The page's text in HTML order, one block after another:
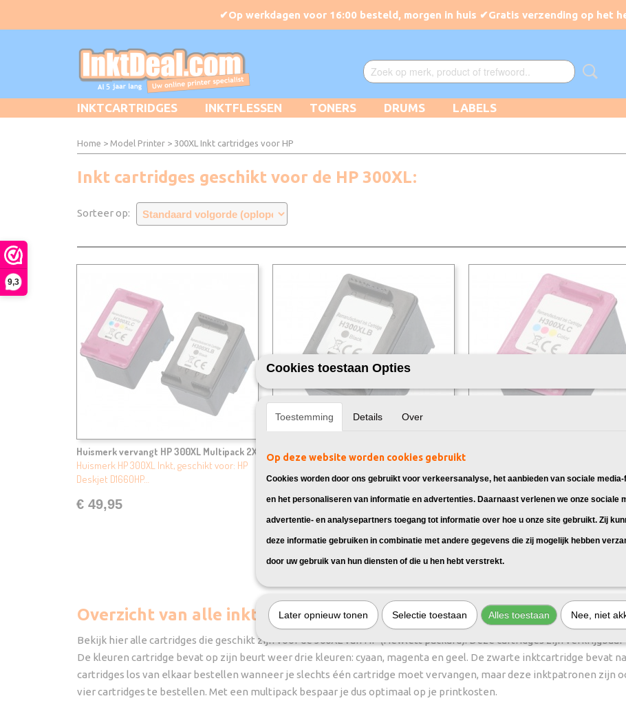
9,3
INKTCARTRIDGES INKTFLESSEN TONERS DRUMS LABELS
Home > Model Printer > 300XL Inkt cartridges voor HP
Inkt cartridges geschikt voor de HP 300XL:
Sorteer op:
Huismerk vervangt HP 300XL Multipack 2X
Huismerk HP 300XL Inkt, geschikt voor: HP
Deskjet D1660HP…
€ 49,95
Huismerk vervangt HP 300XL Zwart
Huismerk HP 300XL Zwart, geschikt voor: HP
Deskjet D1660HP…
€ 29,95
HP Deskjet D1660HP…
€ 29,95
Overzicht van alle inktpatronen voor HP 300XL
Bekijk hier alle cartridges die geschikt zijn voor de 300XL van HP (Hewlett packard). Deze cartridges zijn
De kleuren cartridge bevat op zijn beurt weer drie kleuren: cyaan, magenta en geel. De zwarte inktcartridge bevat
cartridges los van elkaar bestellen wanneer je slechts één cartridge moet vervangen, maar deze inktpatronen zijn
vier cartridges te bestellen. Met een multipack bespaar je dus optimaal op je printkosten.
Cookies toestaan Opties
Toestemming Details Over
Op deze website worden cookies gebruikt
Cookies worden door ons gebruikt voor verkeersanalyse, het aanbieden van sociale
en het personaliseren van informatie en advertenties. Daarnaast verlenen we onze sociale
advertentie- en analysepartners toegang tot informatie over hoe u onze site gebruikt. Zij
deze informatie gebruiken in combinatie met andere gegevens die zij mogelijk hebben
door uw gebruik van hun diensten of die u hen hebt verstrekt.
Later opnieuw tonen Selectie toestaan Alles toestaan Nee, niet